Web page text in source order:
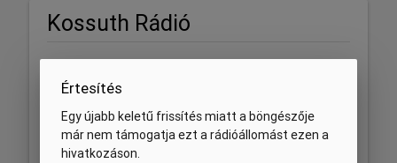
Kossuth Rádió
Értesítés
Egy újabb keletű frissítés miatt a böngészője
már nem támogatja ezt a rádióállomást ezen a
hivatkozáson.